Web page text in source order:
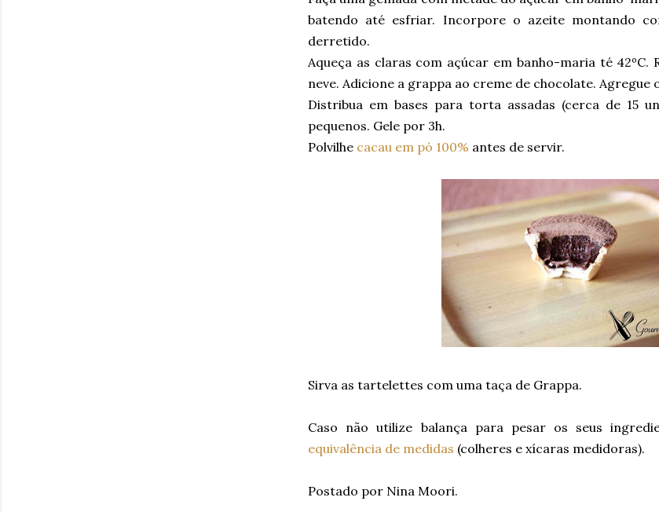
batendo até esfriar. Incorpore o azeite montando
derretido.
Aqueça as claras com açúcar em banho-maria té
neve. Adicione a grappa ao creme de chocolate. Agregue
Distribua em bases para torta assadas (cerca de 15
pequenos. Gele por 3h.
Polvilhe cacau em pó 100% antes de servir.
Sirva as tartelettes com uma taça de Grappa.
Caso não utilize balança para pesar os seus
equivalência de medidas (colheres e xícaras medidoras).
Postado por Nina Moori.